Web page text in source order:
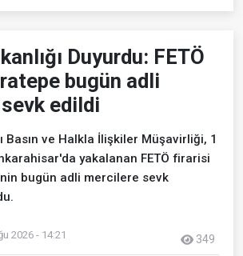
Duyurdu: FETÖ
bugün adli
edildi
Basın ve Halkla İlişkiler Müşavirliği, 1
yakalanan FETÖ firarisi
bugün adli mercilere sevk
2026 - 14:21 349